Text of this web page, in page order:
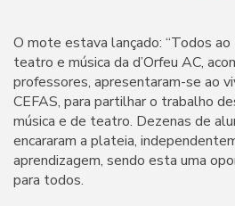
O mote estava lançado: “Todos ao
teatro e música da d’Orfeu AC,
professores, apresentaram-se ao
CEFAS, para partilhar o trabalho
música e de teatro. Dezenas de
encararam a plateia,
aprendizagem, sendo esta uma
para todos.